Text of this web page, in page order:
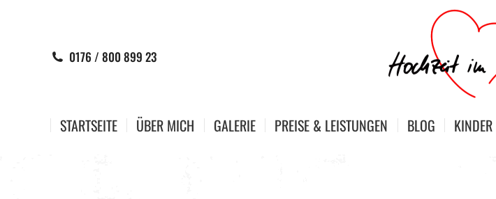
0176 / 800 899 23
STARTSEITE ÜBER MICH GALERIE PREISE & LEISTUNGEN BLOG